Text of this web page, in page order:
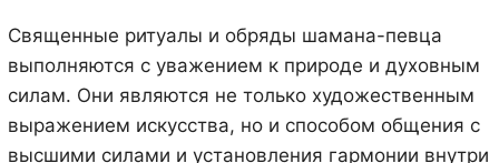
Священные ритуалы и обряды шамана-певца
выполняются с уважением к природе и духовным
силам. Они являются не только художественным
выражением искусства, но и способом общения с
высшими силами и установления гармонии внутри